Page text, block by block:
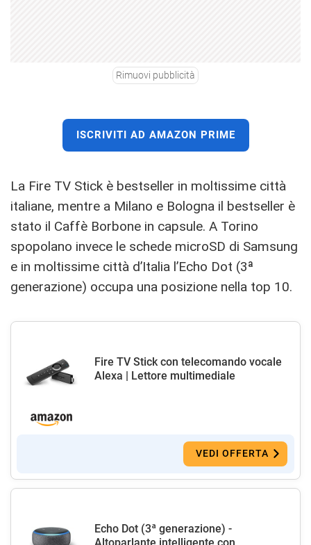
Rimuovi pubblicità
ISCRIVITI AD AMAZON PRIME
La Fire TV Stick è bestseller in moltissime città
italiane, mentre a Milano e Bologna il bestseller è
stato il Caffè Borbone in capsule. A Torino
spopolano invece le schede microSD di Samsung
e in moltissime città d’Italia l’Echo Dot (3ª
generazione) occupa una posizione nella top 10.
Fire TV Stick con telecomando vocale
Alexa | Lettore multimediale
VEDI OFFERTA
Echo Dot (3ª generazione) -